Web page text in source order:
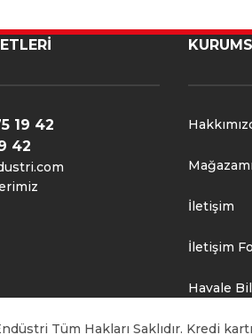
19 42
42
İletişim
İletişim
Havale
Tüm Hakları Saklıdır. Kredi